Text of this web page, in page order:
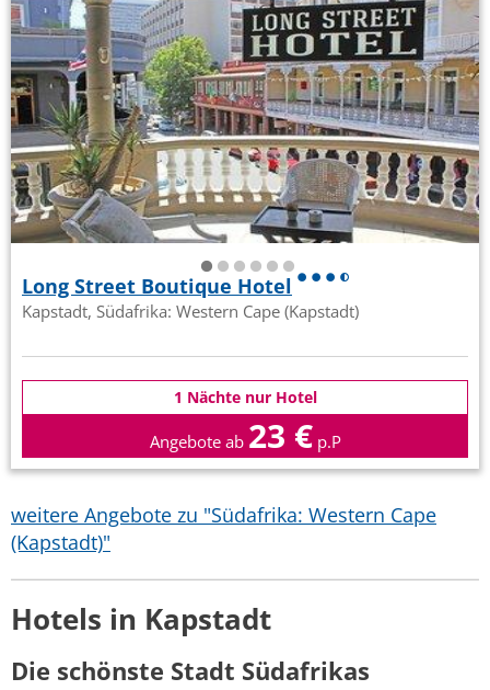
Long Street Boutique Hotel
Kapstadt, Südafrika: Western Cape (Kapstadt)
1 Nächte nur Hotel
Angebote ab 23 € p.P
weitere Angebote zu "Südafrika: Western Cape
(Kapstadt)"
Hotels in Kapstadt
Die schönste Stadt Südafrikas